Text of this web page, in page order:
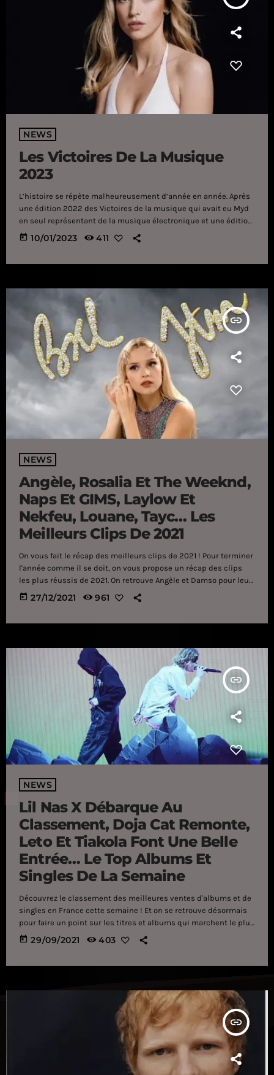
NEWS
Les Victoires De La Musique
2023
L’histoire se répète malheureusement d’année en année. Après
une édition 2022 des Victoires de la musique qui avait eu Myd
en seul représentant de la musique électronique et une édition
2021 qui n’avait réuni aucun artiste de la musique électro,
2023 sonne comme un air de déjà vu. Une nouvelle fois, aucun
today 10/01/2023 411
insert_link
NEWS
Angèle, Rosalia Et The Weeknd,
Naps Et GIMS, Laylow Et
Nekfeu, Louane, Tayc… Les
Meilleurs Clips De 2021
On vous fait le récap des meilleurs clips de 2021 ! Pour terminer
l'année comme il se doit, on vous propose un récap des clips
les plus réussis de 2021. On retrouve Angèle et Damso pour leur
feat "Démons", Tayc avec "Le temps", Naps et GIMS pour "Best
Life" et beaucoup d'autres ! Dans le reste de l'actualité
today 27/12/2021 961
insert_link
NEWS
Lil Nas X Débarque Au
Classement, Doja Cat Remonte,
Leto Et Tiakola Font Une Belle
Entrée… Le Top Albums Et
Singles De La Semaine
Découvrez le classement des meilleures ventes d'albums et de
singles en France cette semaine ! Et on se retrouve désormais
pour faire un point sur les titres et albums qui marchent le plus
durant ces derniers jours en France. Petit indice, cette semaine
vous allez y retrouver Lil Nas X, Doja cat, Leto et Tiakola ! On
today 29/09/2021 403
insert_link